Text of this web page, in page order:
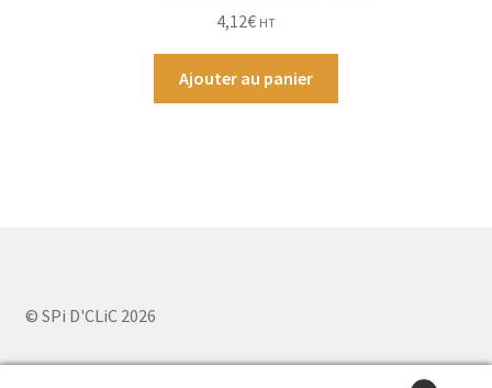
4,12€ HT
Ajouter au panier
© SPi D'CLiC 2026